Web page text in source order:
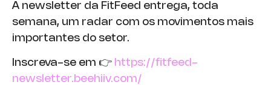
A newsletter da FitFeed entrega, toda
semana, um radar com os movimentos mais
importantes do setor.
Inscreva-se em 👉 https://fitfeed-
newsletter.beehiiv.com/